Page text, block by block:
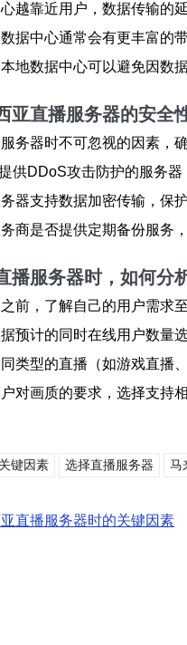
心越靠近用户，数据传输的
数据中心通常会有更丰富的
本地数据中心可以避免因数
亚直播服务器的安全
务器时不可忽视的因素，
提供DDoS攻击防护的服务
器支持数据加密传输，保
商是否提供定期备份服务
播服务器时，如何分
前，了解自己的用户需求
据预计的同时在线用户数量
同类型的直播（如游戏直播
户对画质的要求，选择支持
键因素 选择直播服务器 马
直播服务器时的关键因素